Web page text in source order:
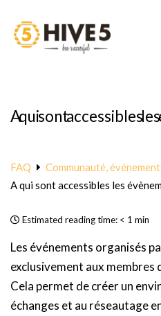
contenu
A qui sont accessibles
FAQ
Communauté,
A qui sont accessibles les
Estimated reading time: < 1 min
Les événements organisés
exclusivement aux membres
Cela permet de créer un
échanges et au réseautage